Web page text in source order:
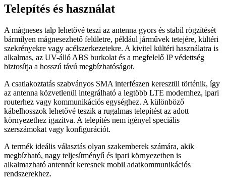
Telepítés és használat
A mágneses talp lehetővé teszi az antenna gyors és stabil rögzítését
bármilyen mágnesezhető felületre, például járművek tetejére, kültéri
szekrényekre vagy acélszerkezetekre. A kivitel kültéri használatra is
alkalmas, az UV-álló ABS burkolat és a megfelelő IP védettség
biztosítja a hosszú távú megbízhatóságot.
A csatlakoztatás szabványos SMA interfészen keresztül történik, így
az antenna közvetlenül integrálható a legtöbb LTE modemhez, ipari
routerhez vagy kommunikációs egységhez. A különböző
kábelhosszok lehetővé teszik a rugalmas telepítést az adott
környezethez igazítva. A telepítés nem igényel speciális
szerszámokat vagy konfigurációt.
A termék ideális választás olyan szakemberek számára, akik
megbízható, nagy teljesítményű és ipari környezetben is
alkalmazható antennát keresnek mobil adatkommunikációs
rendszerekhez.